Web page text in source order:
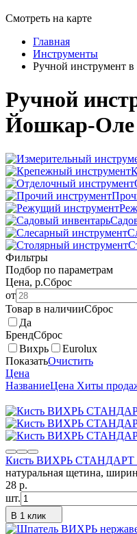
Смотреть на карте
Главная
Инструменты
Ручной инструмент
Ручной
Йошкар-Оле
Фильтры
Подбор по параметрам
Цена, р.Сброс
от
Товар в наличииСброс
Да
БрендСброс
Вихрь
Eurolux
ПоказатьОчистить
Цена
НазваниеЦена Хиты
Кисть ВИХРЬ СТАНДАРТ
натуральная щетина,
28 p.
шт.
В 1 клик